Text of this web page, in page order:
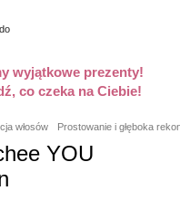
wyjątkowe prezenty!
co czeka na Ciebie!
włosów Prostowanie i głęboka
YOU